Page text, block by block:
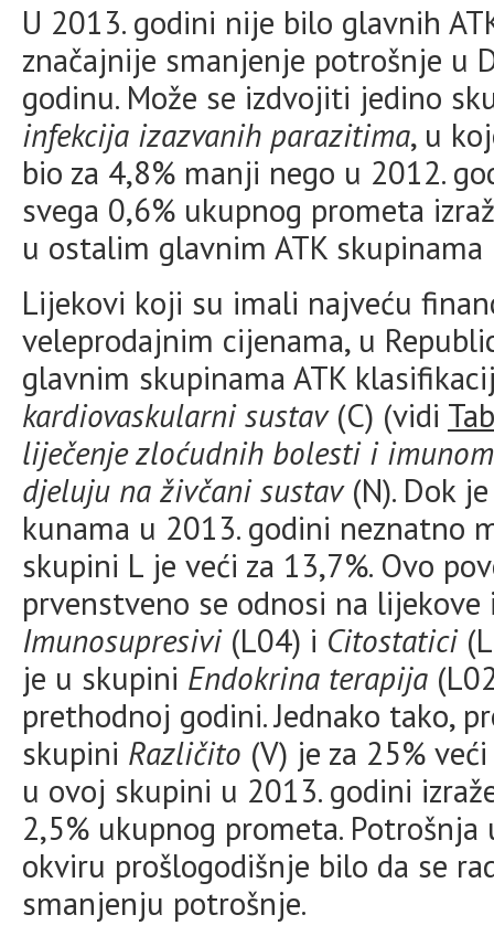
U 2013. godini nije bilo glavnih
značajnije smanjenje potrošnje u
godinu. Može se izdvojiti jedino
infekcija izazvanih parazitima, u
bio za 4,8% manji nego u 2012.
svega 0,6% ukupnog prometa
u ostalim glavnim ATK
Lijekovi koji su imali najveću
veleprodajnim cijenama, u
glavnim skupinama ATK
kardiovaskularni sustav(C) (vidi
liječenje zloćudnih bolesti i
djeluju na živčani sustav(N). Dok
kunama u 2013. godini neznatno
skupini L je veći za 13,7%. Ovo
prvenstveno se odnosi na
Imunosupresivi(L04) i Citostatici
je u skupini Endokrina terapija
prethodnoj godini. Jednako tako,
skupini Različito (V) je za 25%
u ovoj skupini u 2013. godini
2,5% ukupnog prometa.
okviru prošlogodišnje bilo da se
smanjenju potrošnje.